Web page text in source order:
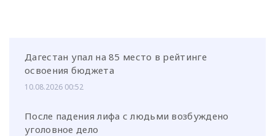
Дагестан упал на 85 место в рейтинге
освоения бюджета
10.08.2026 00:52
После падения лифа с людьми возбуждено
уголовное дело